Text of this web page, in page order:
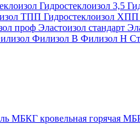
Гидростеклоизол 3,5
ТПП Гидростеклоизол ХПП
проф Эластоизол стандарт
Филизол В Филизол Н
МБКГ кровельная горячая МБР